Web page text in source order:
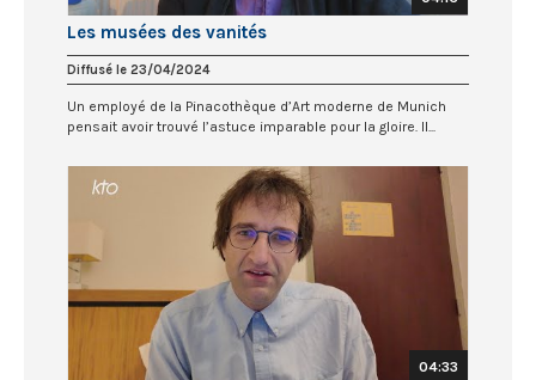
Les musées des vanités
Diffusé le 23/04/2024
Un employé de la Pinacothèque d’Art moderne de Munich
pensait avoir trouvé l’astuce imparable pour la gloire. Il...
04:33